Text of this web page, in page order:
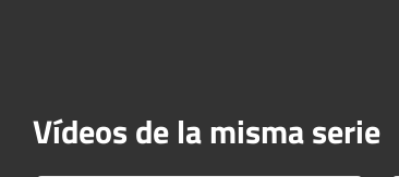
Vídeos de la misma serie